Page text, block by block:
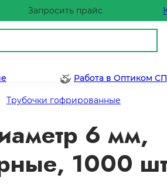
Запросить прайс
Работа в Оптиком
Трубочки гофрированные
6 мм,
1000